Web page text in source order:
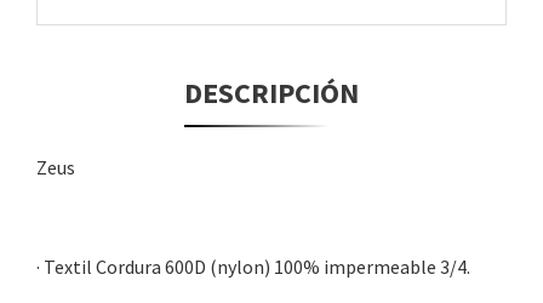
DESCRIPCIÓN
Zeus
· Textil Cordura 600D (nylon) 100% impermeable 3/4.